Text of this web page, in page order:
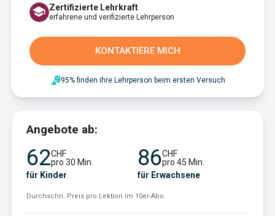
Zertifizierte Lehrkraft
erfahrene und verifizierte Lehrperson
KONTAKTIERE MICH
95% finden ihre Lehrperson beim ersten Versuch
Angebote ab:
62CHF
pro 30 Min.
für Kinder
86CHF
pro 45 Min.
für Erwachsene
Durchschn. Preis pro Lektion im 10er-Abo.